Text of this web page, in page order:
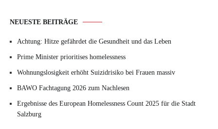
NEUESTE BEITRÄGE
Achtung: Hitze gefährdet die Gesundheit und das Leben
Prime Minister prioritises homelessness
Wohnungslosigkeit erhöht Suizidrisiko bei Frauen massiv
BAWO Fachtagung 2026 zum Nachlesen
Ergebnisse des European Homelessness Count 2025 für die Stadt
Salzburg